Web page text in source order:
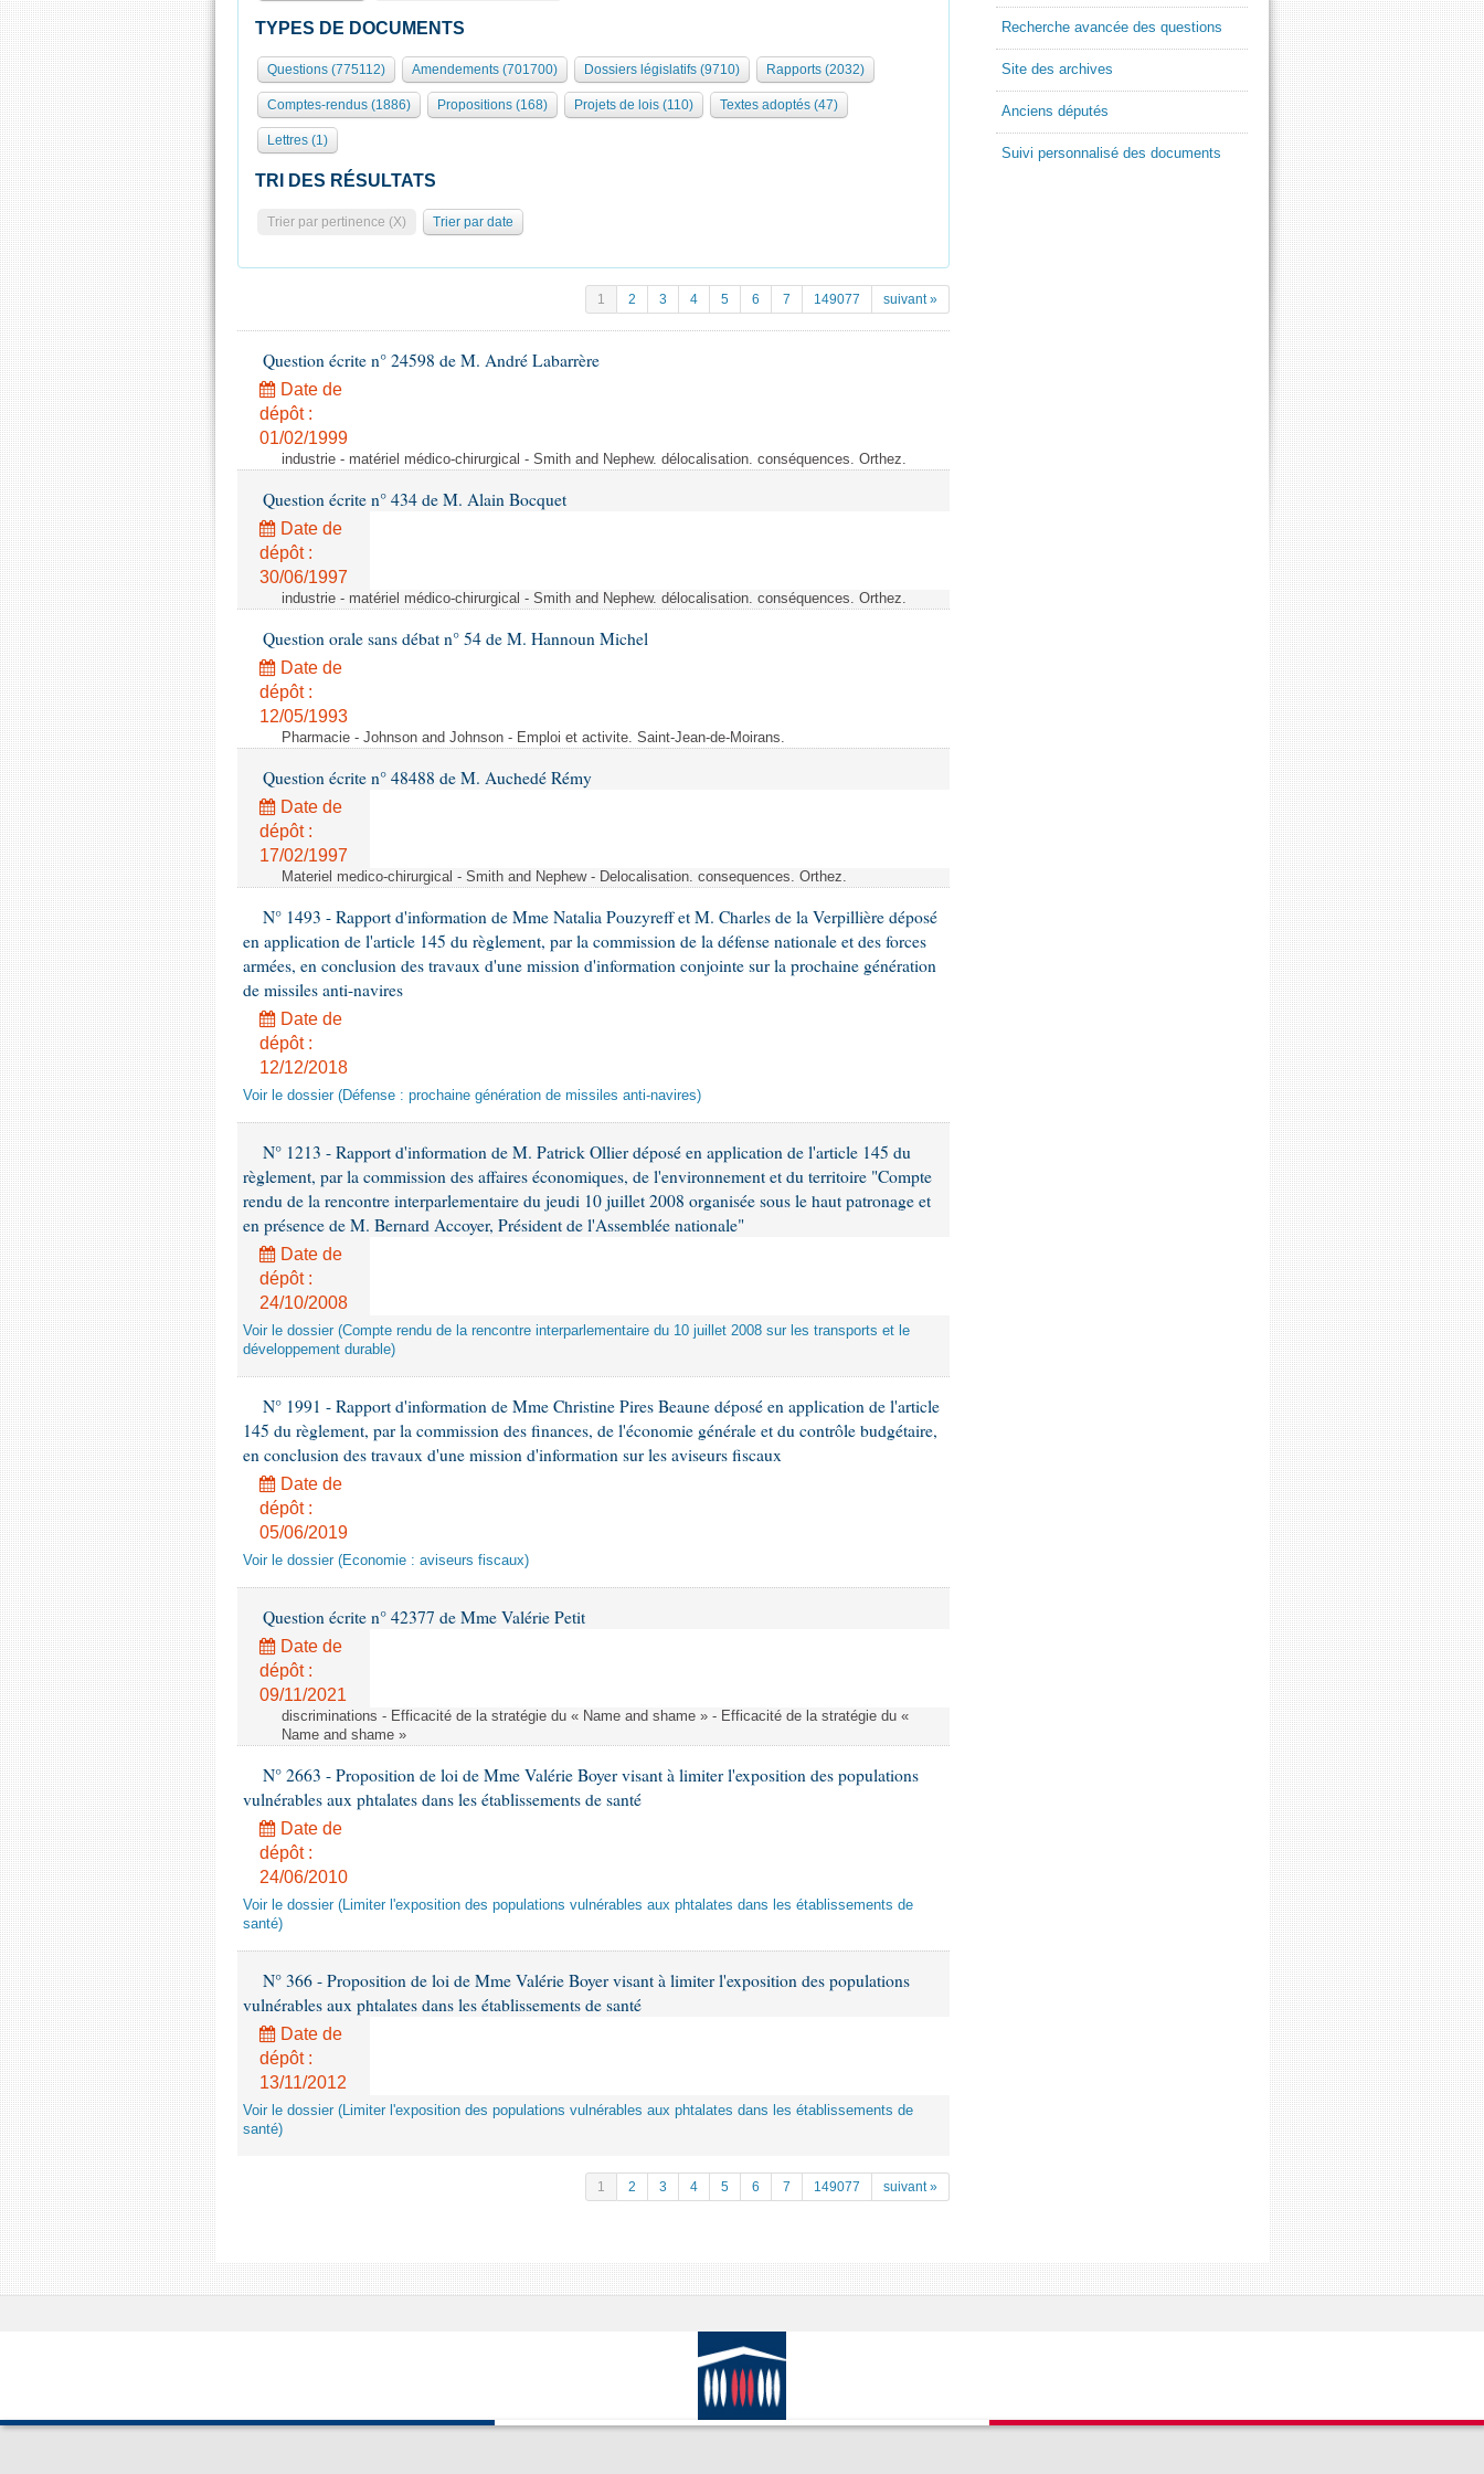
TYPES DE DOCUMENTS
Questions (775112) Amendements (701700) Dossiers législatifs (9710) Rapports (2032)
Comptes-rendus (1886) Propositions (168) Projets de lois (110) Textes adoptés (47)
Lettres (1)
TRI DES RÉSULTATS
Trier par pertinence (X) Trier par date
1 2 3 4 5 6 7 149077 suivant »
Question écrite n° 24598 de M. André Labarrère
Date de
dépôt :
01/02/1999
industrie - matériel médico-chirurgical - Smith and Nephew. délocalisation. conséquences. Orthez.
Question écrite n° 434 de M. Alain Bocquet
Date de
dépôt :
30/06/1997
industrie - matériel médico-chirurgical - Smith and Nephew. délocalisation. conséquences. Orthez.
Question orale sans débat n° 54 de M. Hannoun Michel
Date de
dépôt :
12/05/1993
Pharmacie - Johnson and Johnson - Emploi et activite. Saint-Jean-de-Moirans.
Question écrite n° 48488 de M. Auchedé Rémy
Date de
dépôt :
17/02/1997
Materiel medico-chirurgical - Smith and Nephew - Delocalisation. consequences. Orthez.
N° 1493 - Rapport d'information de Mme Natalia Pouzyreff et M. Charles de la Verpillière déposé
en application de l'article 145 du règlement, par la commission de la défense nationale et des forces
armées, en conclusion des travaux d'une mission d'information conjointe sur la prochaine génération
de missiles anti-navires
Date de
dépôt :
12/12/2018
Voir le dossier (Défense : prochaine génération de missiles anti-navires)
N° 1213 - Rapport d'information de M. Patrick Ollier déposé en application de l'article 145 du
règlement, par la commission des affaires économiques, de l'environnement et du territoire "Compte
rendu de la rencontre interparlementaire du jeudi 10 juillet 2008 organisée sous le haut patronage et
en présence de M. Bernard Accoyer, Président de l'Assemblée nationale"
Date de
dépôt :
24/10/2008
Voir le dossier (Compte rendu de la rencontre interparlementaire du 10 juillet 2008 sur les transports et le
développement durable)
N° 1991 - Rapport d'information de Mme Christine Pires Beaune déposé en application de l'article
145 du règlement, par la commission des finances, de l'économie générale et du contrôle budgétaire,
en conclusion des travaux d'une mission d'information sur les aviseurs fiscaux
Date de
dépôt :
05/06/2019
Voir le dossier (Economie : aviseurs fiscaux)
Question écrite n° 42377 de Mme Valérie Petit
Date de
dépôt :
09/11/2021
discriminations - Efficacité de la stratégie du « Name and shame » - Efficacité de la stratégie du «
Name and shame »
N° 2663 - Proposition de loi de Mme Valérie Boyer visant à limiter l'exposition des populations
vulnérables aux phtalates dans les établissements de santé
Date de
dépôt :
24/06/2010
Voir le dossier (Limiter l'exposition des populations vulnérables aux phtalates dans les établissements de
santé)
N° 366 - Proposition de loi de Mme Valérie Boyer visant à limiter l'exposition des populations
vulnérables aux phtalates dans les établissements de santé
Date de
dépôt :
13/11/2012
Voir le dossier (Limiter l'exposition des populations vulnérables aux phtalates dans les établissements de
santé)
1 2 3 4 5 6 7 149077 suivant »
Recherche avancée des questions
Site des archives
Anciens députés
Suivi personnalisé des documents